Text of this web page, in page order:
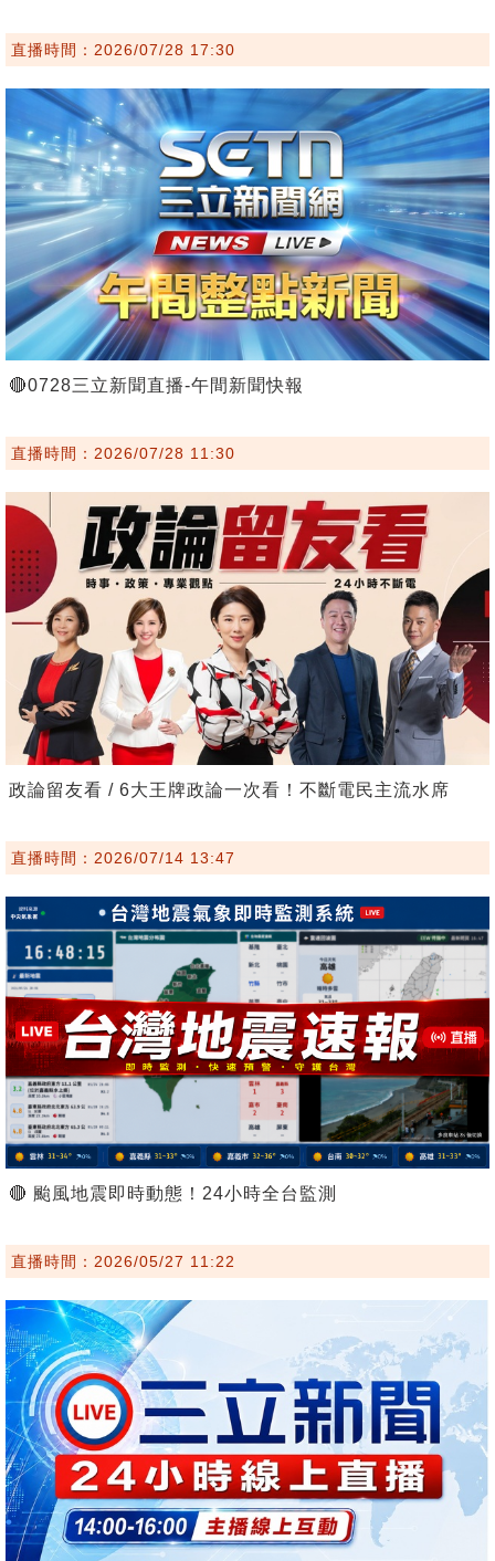
直播時間：2026/07/28 17:30
🔴0728三立新聞直播-午間新聞快報
直播時間：2026/07/28 11:30
政論留友看 / 6大王牌政論一次看！不斷電民主流水席
直播時間：2026/07/14 13:47
🔴 颱風地震即時動態！24小時全台監測
直播時間：2026/05/27 11:22